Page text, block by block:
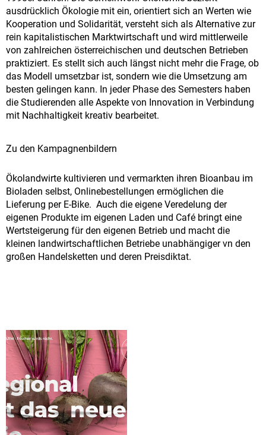
ausdrücklich Ökologie mit ein, orientiert sich an Werten wie
Kooperation und Solidarität, versteht sich als Alternative zur
rein kapitalistischen Marktwirtschaft und wird mittlerweile
von zahlreichen österreichischen und deutschen Betrieben
praktiziert. Es stellt sich auch längst nicht mehr die Frage, ob
das Modell umsetzbar ist, sondern wie die Umsetzung am
besten gelingen kann. In jeder Phase des Semesters haben
die Studierenden alle Aspekte von Innovation in Verbindung
mit Nachhaltigkeit kreativ bearbeitet.
Zu den Kampagnenbildern
Ökolandwirte kultivieren und vermarkten ihren Bioanbau im
Bioladen selbst, Onlinebestellungen ermöglichen die
Lieferung per E-Bike. Auch die eigene Veredelung der
eigenen Produkte im eigenen Laden und Café bringt eine
Wertsteigerung für den eigenen Betrieb und macht die
kleinen landwirtschaftlichen Betriebe unabhängiger vn den
großen Handelsketten und deren Preisdiktat.